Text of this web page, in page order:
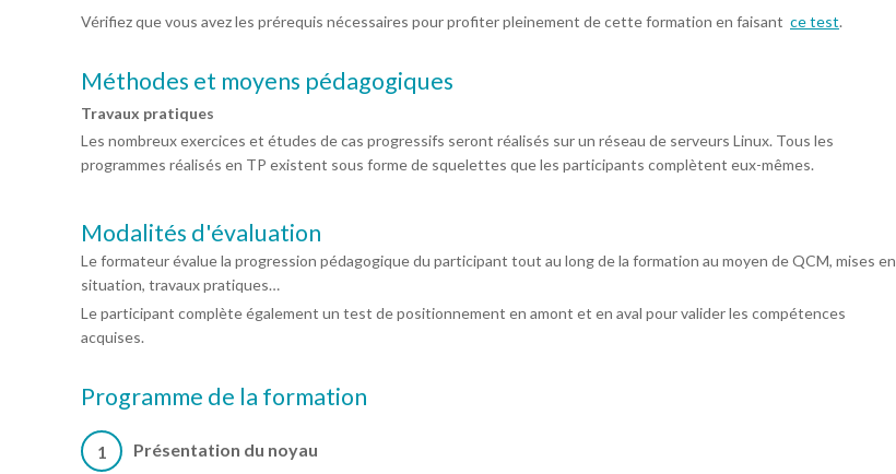
Vérifiez que vous avez les prérequis nécessaires pour profiter pleinement de cette formation en faisant ce test.
Méthodes et moyens pédagogiques
Travaux pratiques
Les nombreux exercices et études de cas progressifs seront réalisés sur un réseau de serveurs Linux. Tous les
programmes réalisés en TP existent sous forme de squelettes que les participants complètent eux-mêmes.
Modalités d'évaluation
Le formateur évalue la progression pédagogique du participant tout au long de la formation au moyen de QCM, mises en
situation, travaux pratiques…
Le participant complète également un test de positionnement en amont et en aval pour valider les compétences
acquises.
Programme de la formation
1 Présentation du noyau